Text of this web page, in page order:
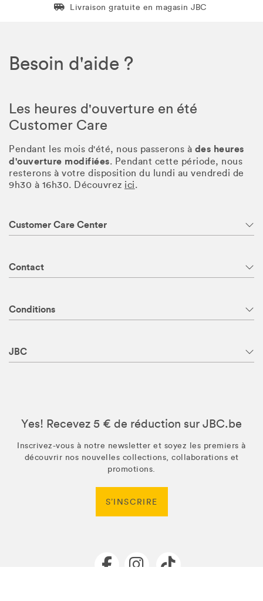
Livraison gratuite en magasin JBC
Livraison gratuite en magasin JBC
Besoin d'aide ?
Les heures d'ouverture en été
Customer Care
Pendant les mois d'été, nous passerons à des heures
d'ouverture modifiées. Pendant cette période, nous
resterons à votre disposition du lundi au vendredi de
9h30 à 16h30. Découvrez ici.
Customer Care Center
Contact
Conditions
JBC
Yes! Recevez 5 € de réduction sur JBC.be
Inscrivez-vous à notre newsletter et soyez les premiers à
découvrir nos nouvelles collections, collaborations et
promotions.
S’INSCRIRE